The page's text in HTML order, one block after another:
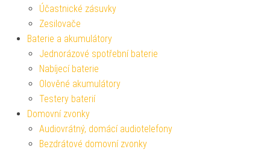
Účastnické zásuvky
Zesilovače
Baterie a akumulátory
Jednorázové spotřební baterie
Nabíjecí baterie
Olověné akumulátory
Testery baterií
Domovní zvonky
Audiovrátný, domácí audiotelefony
Bezdrátové domovní zvonky